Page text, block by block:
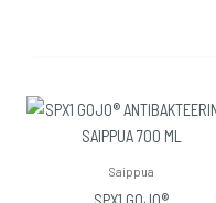
Saippua